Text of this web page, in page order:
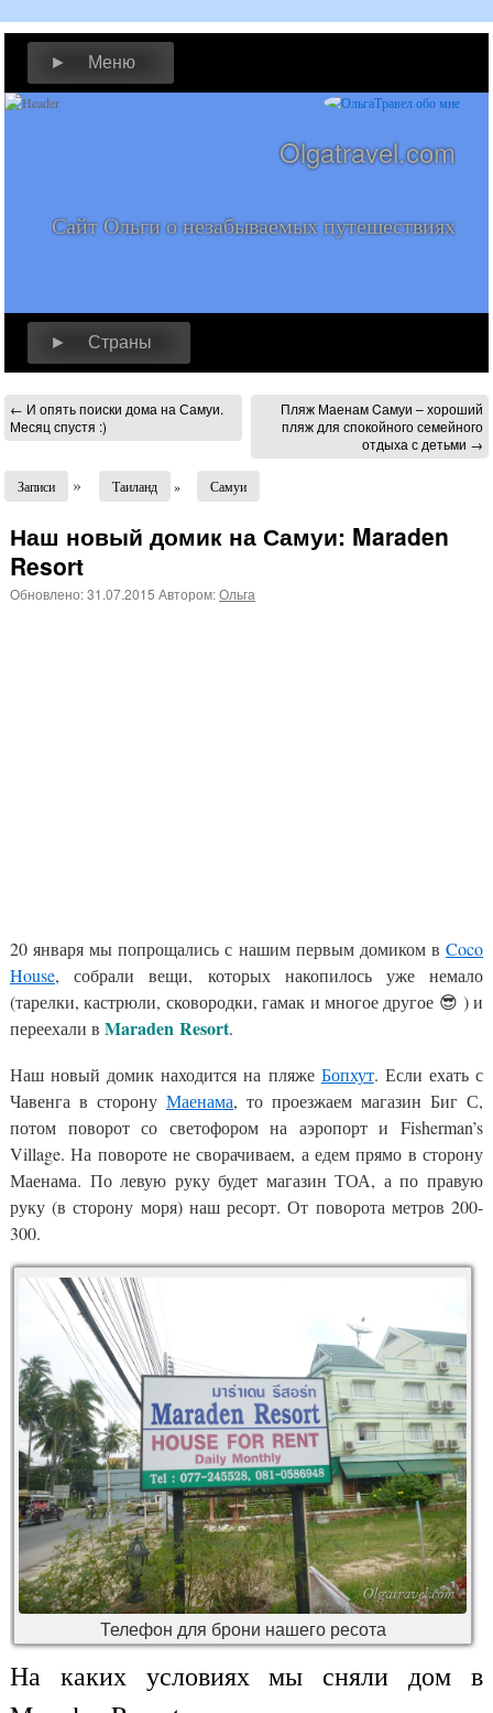
► Меню
Olgatravel.com
Сайт Ольги о незабываемых путешествиях
► Страны
← И опять поиски дома на Самуи.
Месяц спустя :)
Пляж Маенам Cамуи – хороший
пляж для спокойного семейного
отдыха с детьми →
Записи » Таиланд » Самуи
Наш новый домик на Самуи: Maraden
Resort
Обновлено:31.07.2015 Автором:Ольга
20 января мы попрощались с нашим первым домиком в Coco
House, собрали вещи, которых накопилось уже немало
(тарелки, кастрюли, сковородки, гамак и многое другое 😎 ) и
переехали в Maraden Resort.
Наш новый домик находится на пляже Бопхут. Если ехать с
Чавенга в сторону Маенама, то проезжаем магазин Биг С,
потом поворот со светофором на аэропорт и Fisherman’s
Village. На повороте не сворачиваем, а едем прямо в сторону
Маенама. По левую руку будет магазин ТОА, а по правую
руку (в сторону моря) наш ресорт. От поворота метров 200-
300.
Телефон для брони нашего ресота
На каких условиях мы сняли дом в